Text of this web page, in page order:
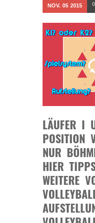
NOV. 05 2015 0
LÄUFER I
POSITION
NUR
HIER
WEITERE